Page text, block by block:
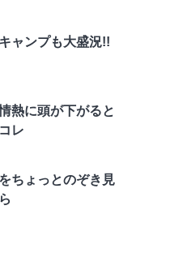
ャンプも大盛況!!
熱に頭が下がると
レ
ちょっとのぞき見